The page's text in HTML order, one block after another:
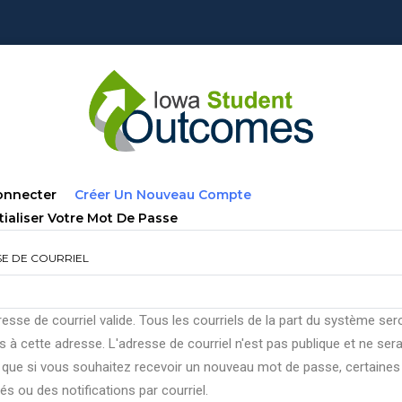
Créer Un Nouveau Compte
Votre Mot De Passe
DE COURRIEL
de courriel valide. Tous les courriels de la part du système
à cette adresse. L'adresse de courriel n'est pas publique et ne sera
si vous souhaitez recevoir un nouveau mot de passe, certaines
ou des notifications par courriel.